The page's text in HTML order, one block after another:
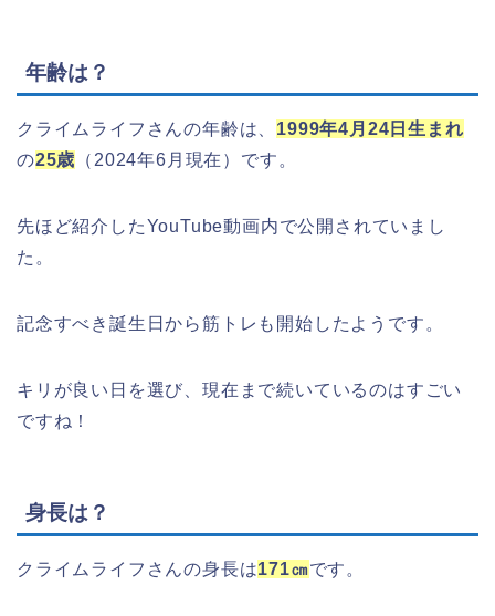
年齢は？
クライムライフさんの年齢は、 1999年4月24日生まれ
の25歳 （2024年6月現在）です。
先ほど紹介したYouTube動画内で公開されていまし
た。
記念すべき誕生日から筋トレも開始したようです。
キリが良い日を選び、現在まで続いているのはすごい
ですね！
身長は？
クライムライフさんの身長は171㎝です。